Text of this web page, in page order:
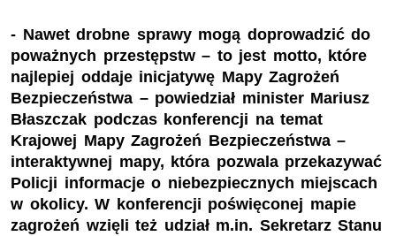
- Nawet drobne sprawy mogą doprowadzić do
poważnych przestępstw – to jest motto, które
najlepiej oddaje inicjatywę Mapy Zagrożeń
Bezpieczeństwa – powiedział minister Mariusz
Błaszczak podczas konferencji na temat
Krajowej Mapy Zagrożeń Bezpieczeństwa –
interaktywnej mapy, która pozwala przekazywać
Policji informacje o niebezpiecznych miejscach
w okolicy. W konferencji poświęconej mapie
zagrożeń wzięli też udział m.in. Sekretarz Stanu